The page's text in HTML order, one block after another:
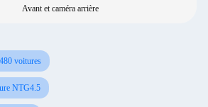
Avant et caméra arrière
voitures
NTG4.5